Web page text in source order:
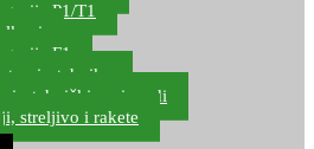
P1/T1
F1
pirotehnika
proizvodi
streljivo i rakete